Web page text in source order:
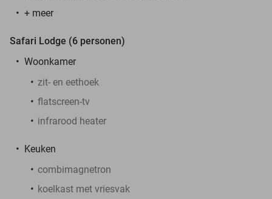
+ meer
Safari Lodge (6 personen)
Woonkamer
zit- en eethoek
flatscreen-tv
infrarood heater
Keuken
combimagnetron
koelkast met vriesvak